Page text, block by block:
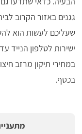
גגנים באזור הקרוב
שעליכם לעשות הוא
במחירי תיקון מרזב
בכסף.